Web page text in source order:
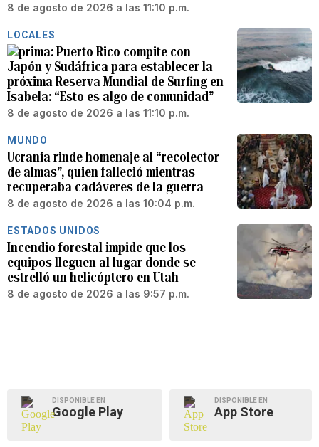
8 de agosto de 2026 a las 11:10 p.m.
LOCALES
Puerto Rico compite con
Japón y Sudáfrica para establecer la
próxima Reserva Mundial de Surfing en
Isabela: “Esto es algo de comunidad”
8 de agosto de 2026 a las 11:10 p.m.
MUNDO
Ucrania rinde homenaje al “recolector
de almas”, quien falleció mientras
recuperaba cadáveres de la guerra
8 de agosto de 2026 a las 10:04 p.m.
ESTADOS UNIDOS
Incendio forestal impide que los
equipos lleguen al lugar donde se
estrelló un helicóptero en Utah
8 de agosto de 2026 a las 9:57 p.m.
DISPONIBLE EN
Google Play
DISPONIBLE EN
App Store